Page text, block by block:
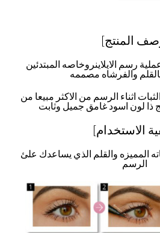
المنتج]
رسم الايلاينروخاصه المبتدئين
والفرشاه مصممه
اثناء الرسم من الاكثر مبيعا من
ذا لون اسود غامق جميل وثابت
الاستخدام]
المميزه والقلم الذي يساعدك علئ
الرسم